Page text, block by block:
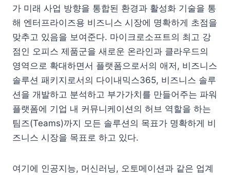
가 미래 사업 방향을 통합된 환경과 활성화 기술을 통
해 엔터프라이즈용 비즈니스 시장에 명확하게 초점을
맞추고 있음을 보여준다. 마이크로소프트의 최고 강
점인 오피스 제품군을 새로운 온라인과 클라우드의
영역으로 확대하면서 플랫폼으로서의 애저, 비즈니스
솔루션 패키지로서의 다이내믹스365, 비즈니스 솔루
션을 개발하고 분석하고 부가가치를 만들어주는 파워
플랫폼에 기업 내 커뮤니케이션의 허브 역할을 하는
팀즈(Teams)까지 모든 솔루션의 목표가 명확하게 비
즈니스 시장을 목표로 하고 있다.
여기에 인공지능, 머신러닝, 오토메이션과 같은 업계